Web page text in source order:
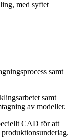
med syftet
samt
samt
av modeller.
CAD för att